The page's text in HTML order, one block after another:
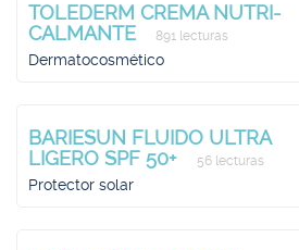
TOLEDERM CREMA NUTRI-
CALMANTE
891 lecturas
Dermatocosmético
BARIESUN FLUIDO ULTRA
LIGERO SPF 50+
56 lecturas
Protector solar